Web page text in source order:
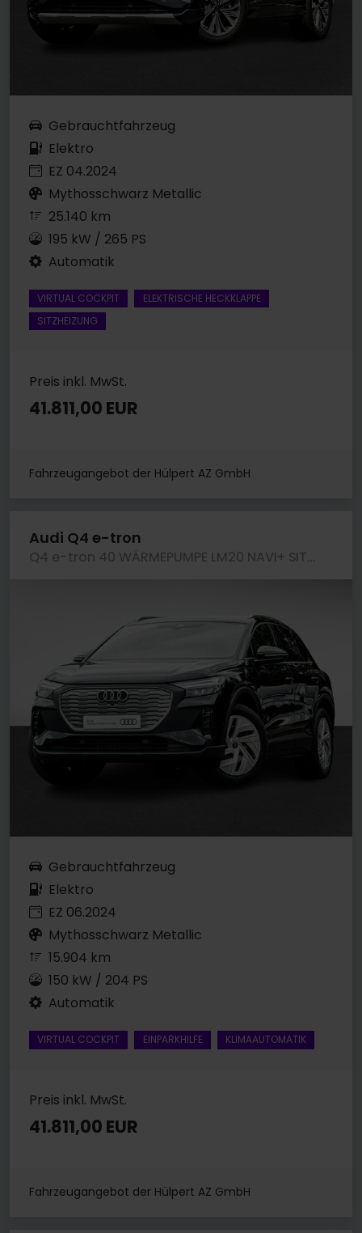
Gebrauchtfahrzeug
Elektro
EZ 04.2024
Mythosschwarz Metallic
25.140 km
195 kW / 265 PS
Automatik
VIRTUAL COCKPIT
ELEKTRISCHE HECKKLAPPE
SITZHEIZUNG
Preis inkl. MwSt.
41.811,00 EUR
Fahrzeugangebot der Hülpert AZ GmbH
Audi Q4 e-tron
Q4 e-tron 40 WÄRMEPUMPE LM20 NAVI+ SITZHEIZUNG
Gebrauchtfahrzeug
Elektro
EZ 06.2024
Mythosschwarz Metallic
15.904 km
150 kW / 204 PS
Automatik
VIRTUAL COCKPIT EINPARKHILFE KLIMAAUTOMATIK
Preis inkl. MwSt.
41.811,00 EUR
Fahrzeugangebot der Hülpert AZ GmbH